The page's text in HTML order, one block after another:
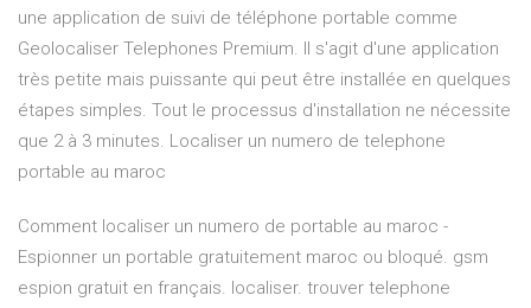
une application de suivi de téléphone portable comme
Geolocaliser Telephones Premium. Il s'agit d'une application
très petite mais puissante qui peut être installée en quelques
étapes simples. Tout le processus d'installation ne nécessite
que 2 à 3 minutes. Localiser un numero de telephone
portable au maroc
Comment localiser un numero de portable au maroc -
Espionner un portable gratuitement maroc ou bloqué. gsm
espion gratuit en français. localiser. trouver telephone